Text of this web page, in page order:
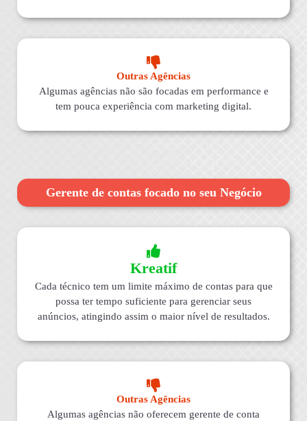
Outras Agências
Algumas agências não são focadas em performance e
tem pouca experiência com marketing digital.
Gerente de contas focado no seu Negócio
Kreatif
Cada técnico tem um limite máximo de contas para que
possa ter tempo suficiente para gerenciar seus
anúncios, atingindo assim o maior nível de resultados.
Outras Agências
Algumas agências não oferecem gerente de conta